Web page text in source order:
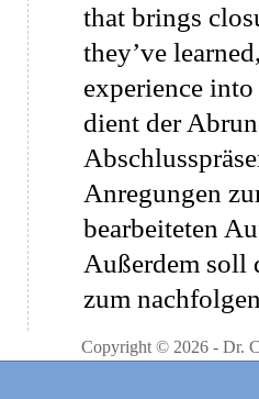
that brings
they’ve
experience
dient der
Anregungen
bearbeiteten
Außerdem soll
zum
Copyright © 2026 - Dr.